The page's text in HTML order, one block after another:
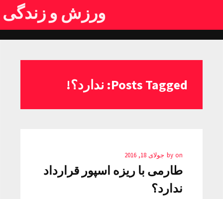
ورزش و زندگی
Posts Tagged: ندارد؟!
by on جولای 18, 2016
طارمی با ریزه اسپور قرارداد
ندارد؟